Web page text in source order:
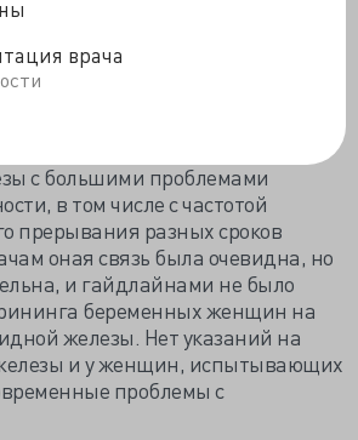
врача
общенародной смертности.
центра репродуктивной
заболеваний
с большими проблемами
в том числе с частотой
прерывания разных сроков
оная связь была очевидна, но
и гайдлайнами не было
беременных женщин на
железы. Нет указаний на
и у женщин, испытывающих
проблемы с